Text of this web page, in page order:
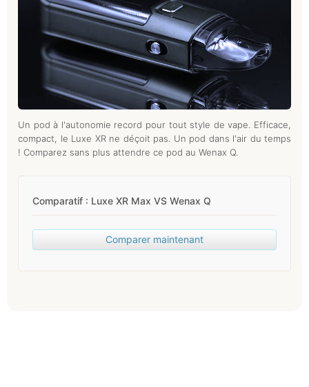
Un pod à l'autonomie record pour tout style de vape. Efficace,
compact, le Luxe XR ne déçoit pas. Un pod dans l'air du temps
! Comparez sans plus attendre ce pod au Wenax Q.
Comparatif : Luxe XR Max VS Wenax Q
Comparer maintenant